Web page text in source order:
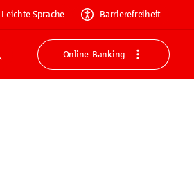
Leichte Sprache Barrierefreiheit
Suche
Online-Banking